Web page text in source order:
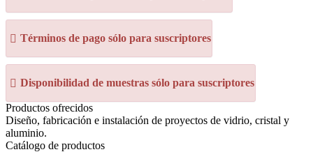
Términos de pago sólo para suscriptores
Disponibilidad de muestras sólo para suscriptores
Productos ofrecidos
Diseño, fabricación e instalación de proyectos de vidrio, cristal y
aluminio.
Catálogo de productos